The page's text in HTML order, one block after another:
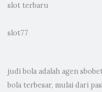
slot terbaru
slot77
judi bola adalah agen
bola terbesar, mulai dari